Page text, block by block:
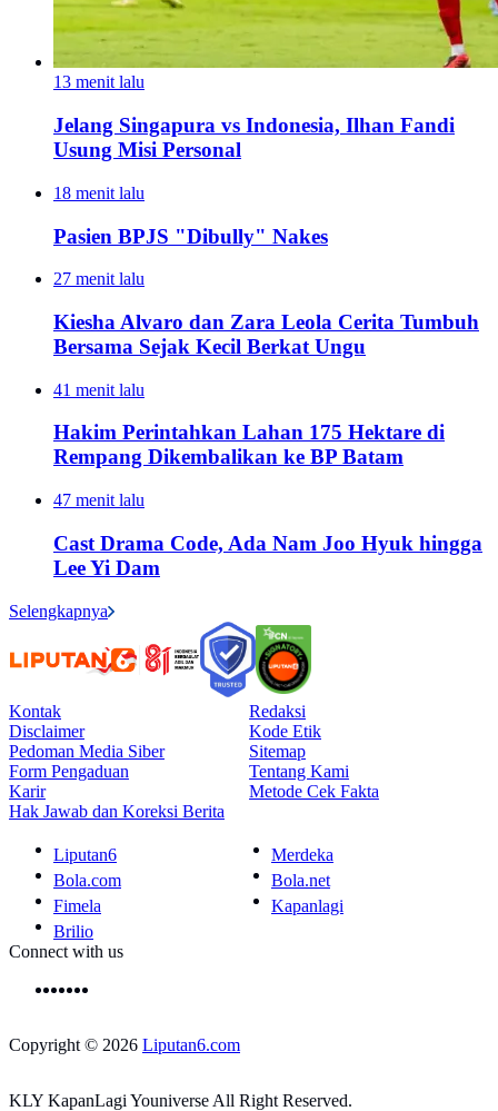
13 menit lalu
Jelang Singapura vs Indonesia, Ilhan Fandi
Usung Misi Personal
18 menit lalu
Pasien BPJS "Dibully" Nakes
27 menit lalu
Kiesha Alvaro dan Zara Leola Cerita Tumbuh
Bersama Sejak Kecil Berkat Ungu
41 menit lalu
Hakim Perintahkan Lahan 175 Hektare di
Rempang Dikembalikan ke BP Batam
47 menit lalu
Cast Drama Code, Ada Nam Joo Hyuk hingga
Lee Yi Dam
Selengkapnya
Kontak
Redaksi
Disclaimer
Kode Etik
Pedoman Media Siber
Sitemap
Form Pengaduan
Tentang Kami
Karir
Metode Cek Fakta
Hak Jawab dan Koreksi Berita
Liputan6
Merdeka
Bola.com
Bola.net
Fimela
Kapanlagi
Brilio
Connect with us
Copyright © 2026 Liputan6.com
KLY KapanLagi Youniverse All Right Reserved.